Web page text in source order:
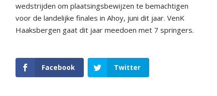
wedstrijden om plaatsingsbewijzen te bemachtigen
voor de landelijke finales in Ahoy, juni dit jaar. VenK
Haaksbergen gaat dit jaar meedoen met 7 springers.
Facebook Twitter